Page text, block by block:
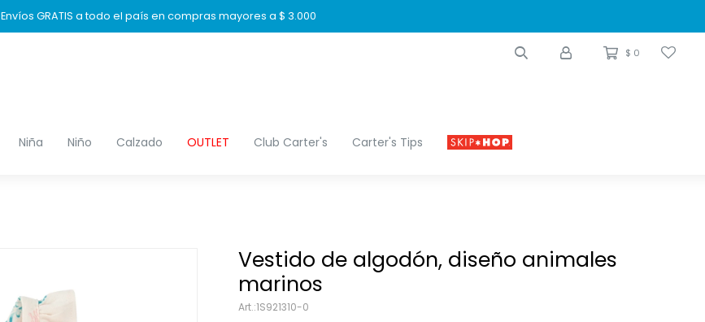
Envíos GRATIS a todo el país en compras mayores a $ 3.000
Niña Niño Calzado OUTLET Club Carter's Carter's Tips
$ 0
Vestido de algodón, diseño animales
marinos
1S921310-0